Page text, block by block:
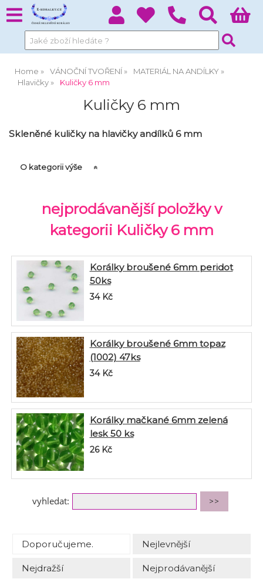
Home VÁNOČNÍ TVOŘENÍ
MATERIÁL NA ANDÍLKY
Hlavičky
Kuličky 6 mm
Kuličky 6 mm
Skleněné kuličky na hlavičky andílků 6 mm
O kategorii výše
nejprodávanější položky v
kategorii Kuličky 6 mm
Korálky broušené 6mm peridot
50ks
34 Kč
Korálky broušené 6mm topaz
(1002) 47ks
34 Kč
Korálky mačkané 6mm zelená
lesk 50 ks
26 Kč
vyhledat:
Doporučujeme. Nejlevnější
Nejdražší Nejprodávanější